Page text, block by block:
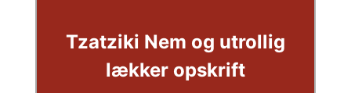
Tzatziki Nem og utrollig
lækker opskrift